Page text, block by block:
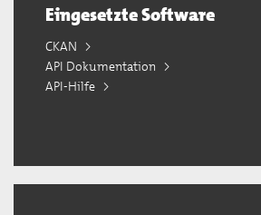
Eingesetzte Software
CKAN
API Dokumentation
API-Hilfe